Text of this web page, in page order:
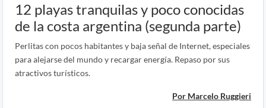
12 playas tranquilas y poco conocidas
de la costa argentina (segunda parte)
Perlitas con pocos habitantes y baja señal de Internet, especiales
para alejarse del mundo y recargar energía. Repaso por sus
atractivos turísticos.
Por Marcelo Ruggieri